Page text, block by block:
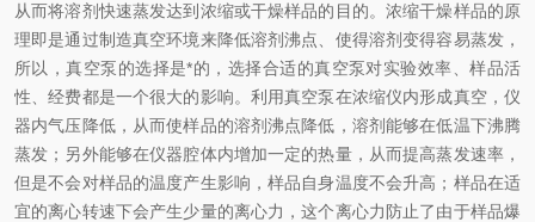
从而将溶剂快速蒸发达到浓缩或干燥样品的目的。浓缩干燥样品的原
理即是通过制造真空环境来降低溶剂沸点、使得溶剂变得容易蒸发，
所以，真空泵的选择是*的，选择合适的真空泵对实验效率、样品活
性、经费都是一个很大的影响。利用真空泵在浓缩仪内形成真空，仪
器内气压降低，从而使样品的溶剂沸点降低，溶剂能够在低温下沸腾
蒸发；另外能够在仪器腔体内增加一定的热量，从而提高蒸发速率，
但是不会对样品的温度产生影响，样品自身温度不会升高；样品在适
宜的离心转速下会产生少量的离心力，这个离心力防止了由于样品爆